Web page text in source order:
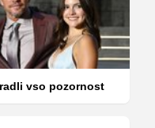
vso pozornost